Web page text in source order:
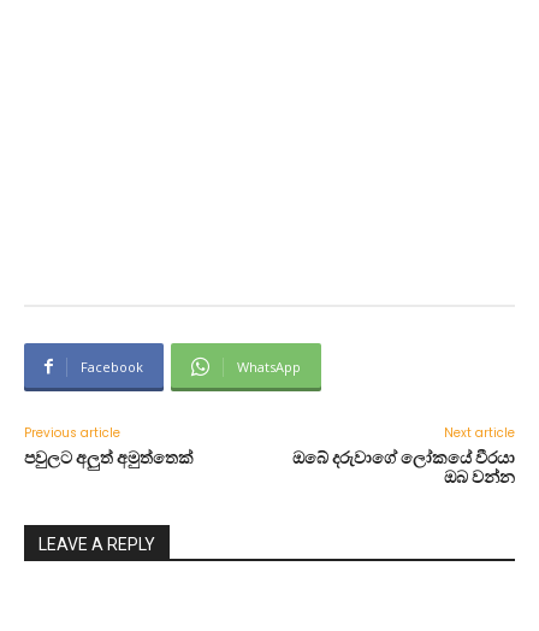
Facebook WhatsApp
Previous article
පවුලට අලුත් අමුත්තෙක්
Next article
ඔබේ දරුවාගේ ලෝකයේ වීරයා
ඔබ වන්න
LEAVE A REPLY